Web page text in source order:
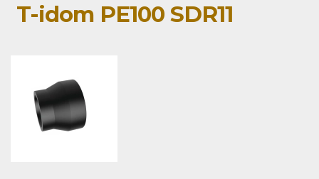
T-idom PE100 SDR11